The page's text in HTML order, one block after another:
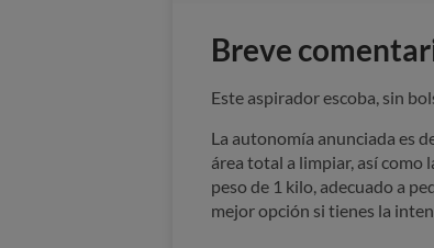
Breve
Este aspirador escoba, sin
La autonomía anunciada es
área total a limpiar, así como
peso de 1 kilo, adecuado a
mejor opción si tienes la